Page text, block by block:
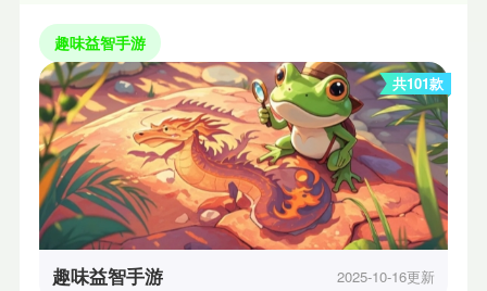
趣味益智手游
共101款
趣味益智手游 2025-10-16更新